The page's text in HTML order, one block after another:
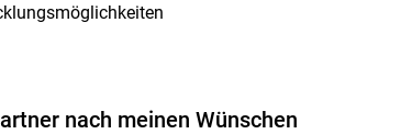
nach meinen Wünschen